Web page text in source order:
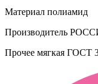
Материал полиамид
Производитель
Прочее мягкая ГОСТ